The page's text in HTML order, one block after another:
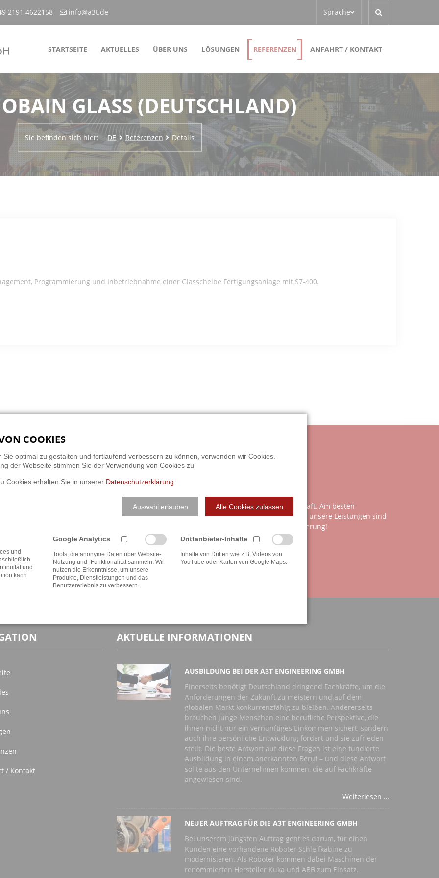
2191 4622158 info@a3t.de Sprache
STARTSEITE AKTUELLES ÜBER UNS LÖSUNGEN REFERENZEN ANFAHRT / KONTAKT
GLASS (DEUTSCHLAND)
Sie befinden sich hier: DE Referenzen Details
Programmierung und Inbetriebnahme einer Glasscheibe Fertigungsanlage mit S7-400.
BENÖTIGEN SIE EINE INDIVIDUELLE BERATUNG?
BEI FRAGEN GERNE FÜR SIE DA.
Unsere Beratung ist so individuell wie das breit gefächerte Spektrum unserer Kundschaft. Am besten
vereinbaren Sie einen persönlichen Gesprächstermin mit uns, denn Ihre Wünsche und unsere Leistungen sind
nicht mit zwei, drei Sätzen am Telefon zu erklären. Wir freuen uns auf Ihre Herausforderung!
ANFAHRT / KONTAKT
/ Kontakt
AKTUELLE INFORMATIONEN
AUSBILDUNG BEI DER A3T ENGINEERING GMBH
Einerseits benötigt Deutschland dringend Fachkräfte, um die
Anforderungen der Zukunft zu meistern und auf dem
globalen Markt konkurrenzfähig zu bleiben. Andererseits
brauchen junge Menschen eine berufliche Perspektive, die
ihnen nicht nur ein vernünftiges Einkommen sichert, sondern
auch ihre persönliche Entwicklung fördert und sie zufrieden
stellt. Die beste Antwort auf diese Fragen ist eine fundierte
Ausbildung in einem anerkannten Beruf – und diese Antwort
sollte aus den Unternehmen kommen, die auf Fachkräfte
angewiesen sind.
Weiterlesen …
NEUER AUFTRAG FÜR DIE A3T ENGINEERING GMBH
Bei unserem jüngsten Auftrag geht es darum, für einen
Kunden eine vorhandene Roboter Schleifkabine zu
modernisieren. Als Roboter kommen dabei Maschinen der
renommierten Hersteller Kuka und ABB zum Einsatz.
COOKIES
Sie optimal zu gestalten und fortlaufend verbessern zu können, verwenden wir Cookies.
der Webseite stimmen Sie der Verwendung von Cookies zu.
Cookies erhalten Sie in unserer Datenschutzerklärung
Auswahl erlauben Alle Cookies zulassen
und
und
kann
Google Analytics
Tools, die anonyme Daten über Website-
Nutzung und -Funktionalität sammeln. Wir
nutzen die Erkenntnisse, um unsere
Produkte, Dienstleistungen und das
Benutzererlebnis zu verbessern.
Drittanbieter-Inhalte
Inhalte von Dritten wie z.B. Videos von
YouTube oder Karten von Google Maps.